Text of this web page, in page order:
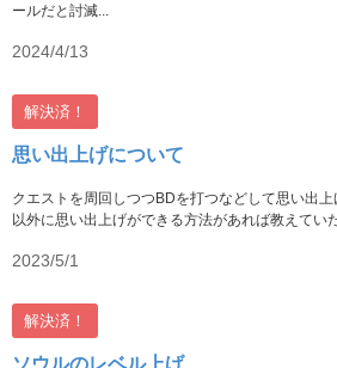
ールだと討滅...
2024/4/13
解決済！
思い出上げについて
クエストを周回しつつBDを打つなどして思い出
以外に思い出上げができる方法があれば教えてい
2023/5/1
解決済！